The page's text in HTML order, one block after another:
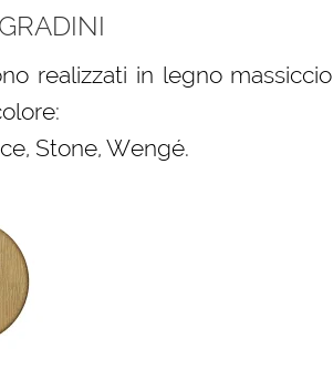
realizzati in legno
Stone, Wengé.